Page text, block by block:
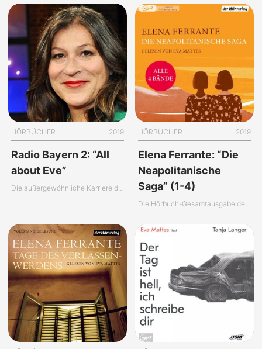
HÖRBÜCHER 2019
Radio Bayern 2: “All
about Eve”
HÖRBÜCHER 2019
Elena Ferrante: “Die
Neapolitanische
Saga” (1-4)